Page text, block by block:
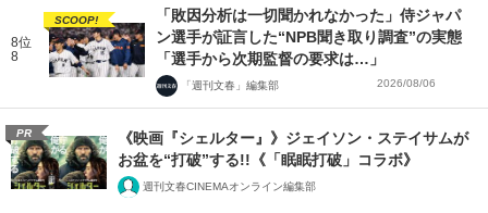
8位
8
SCOOP!
「敗因分析は一切聞かれなかった」侍ジャパ
ン選手が証言した“NPB聞き取り調査”の実態
「選手から次期監督の要求は…」
「週刊文春」編集部 2026/08/06
PR
《映画『シェルター』》ジェイソン・ステイサムが
お盆を“打破”する!!《「眠眠打破」コラボ》
週刊文春CINEMAオンライン編集部